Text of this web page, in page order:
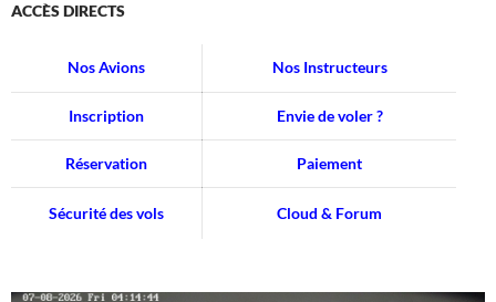
ACCÈS DIRECTS
Nos Avions Nos Instructeurs
Inscription Envie de voler ?
Réservation Paiement
Sécurité des vols Cloud & Forum